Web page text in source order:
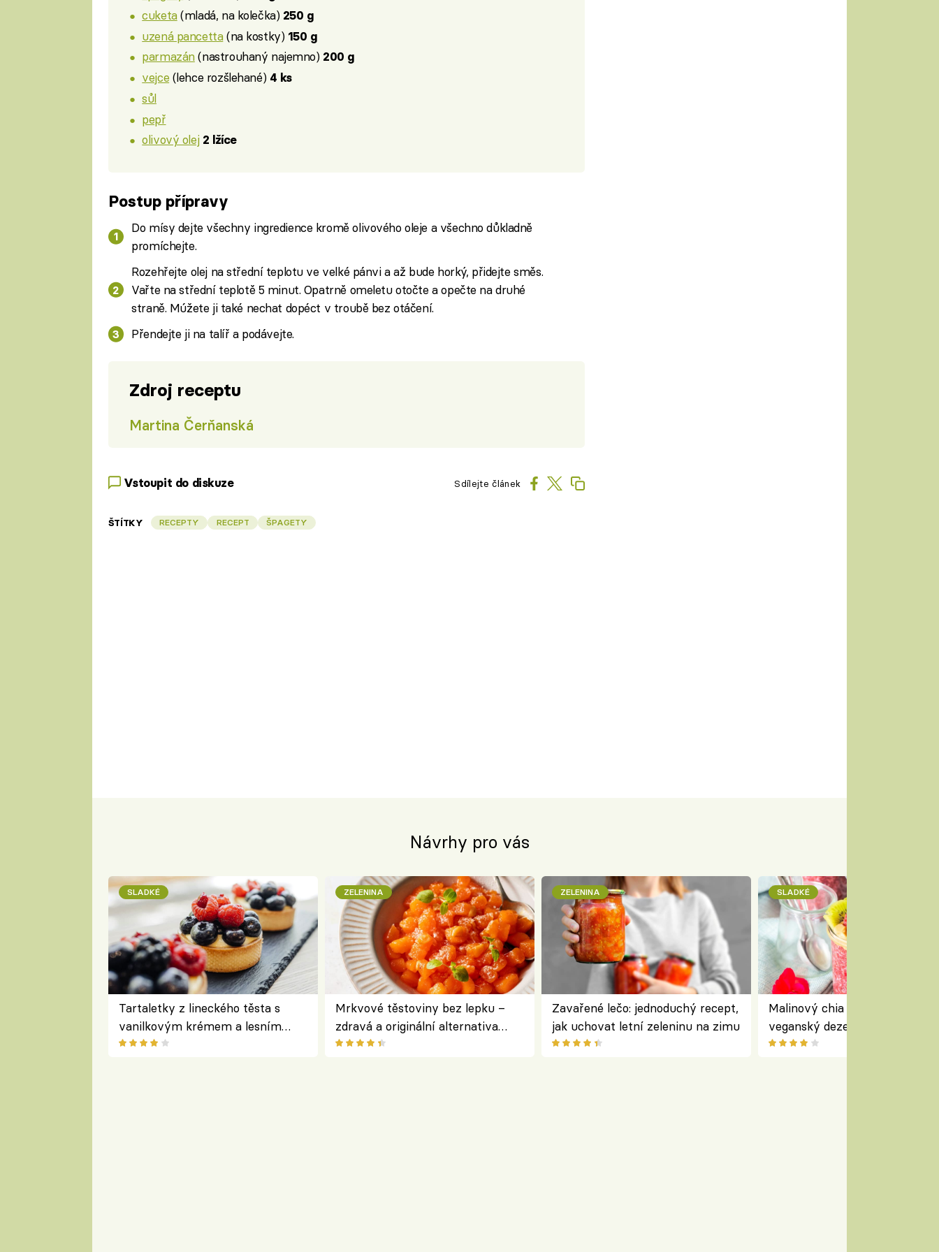
cuketa(mladá, na kolečka) 250 g
uzená pancetta(na kostky) 150 g
parmazán(nastrouhaný najemno) 200 g
vejce (lehce rozšlehané) 4 ks
sůl
pepř
olivový olej 2 lžíce
Postup přípravy
Do mísy dejte všechny ingredience kromě olivového oleje a všechno důkladně
promíchejte.
Rozehřejte olej na střední teplotu ve velké pánvi a až bude horký, přidejte směs.
Vařte na střední teplotě 5 minut. Opatrně omeletu otočte a opečte na druhé
straně. Múžete ji také nechat dopéct v troubě bez otáčení.
Přendejte ji na talíř a podávejte.
Zdroj receptu
Martina Čerňanská
Vstoupit do diskuze Sdílejte článek
ŠTÍTKY RECEPTY RECEPT ŠPAGETY
Návrhy pro vás
SLADKÉ
Tartaletky z lineckého těsta s
vanilkovým krémem a lesním
ovocem podle Bread Society
ZELENINA
Mrkvové těstoviny bez lepku –
zdravá a originální alternativa
klasiky
ZELENINA
Zavařené lečo: jednoduchý recept,
jak uchovat letní zeleninu na zimu
SLADKÉ
Malinový chia pudink s
veganský dezert plný ovoce a
ořechů